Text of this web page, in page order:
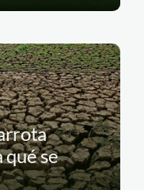
qué se